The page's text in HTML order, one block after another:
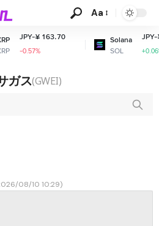
Aa
JPY-¥ 163.70
-0.57%
Solana
SOL
JPY-¥
+0.06%
ガス(GWEI)
08/10 10:29)